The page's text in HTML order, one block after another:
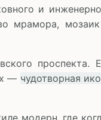
и
мрамора,
проспекта.
— чудотворная